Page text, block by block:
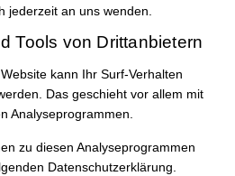
jederzeit an uns wenden.
Tools von Dritt­anbietern
kann Ihr Surf-Verhalten
Das geschieht vor allem mit
Analyseprogrammen.
zu diesen Analyseprogrammen
Datenschutzerklärung.